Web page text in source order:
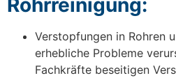
Verstopfungen in Rohren
erhebliche Probleme
Fachkräfte beseitigen